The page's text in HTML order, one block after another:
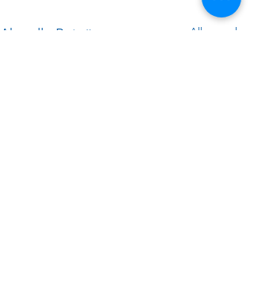
Aktuelle Beiträge Alle ansehen